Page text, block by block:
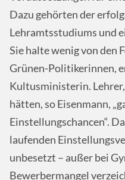
Dazu gehörten der
Lehramtsstudiums und
Sie halte wenig von den
Grünen-Politikerinnen,
Kultusministerin.
hätten, so Eisenmann,
Einstellungschancen“.
laufenden
unbesetzt – außer bei
Bewerbermangel